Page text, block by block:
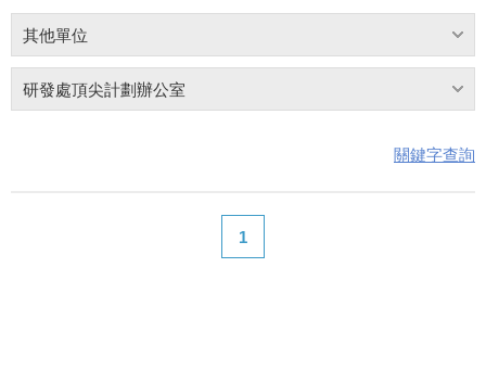
其他單位
研發處頂尖計劃辦公室
關鍵字查詢
1